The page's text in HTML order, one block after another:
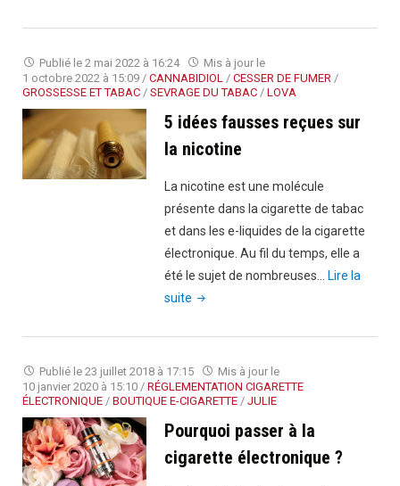
Publié le 2 mai 2022 à 16:24
Mis à jour le
1 octobre 2022 à 15:09 / CANNABIDIOL / CESSER DE FUMER /
GROSSESSE ET TABAC / SEVRAGE DU TABAC / LOVA
5 idées fausses reçues sur
la nicotine
La nicotine est une molécule
présente dans la cigarette de tabac
et dans les e-liquides de la cigarette
électronique. Au fil du temps, elle a
été le sujet de nombreuses…
Lire la
suite "5
fausses
reçues
sur
la
nicotine"
Publié le 23 juillet 2018 à 17:15
Mis à jour le
10 janvier 2020 à 15:10 / RÉGLEMENTATION CIGARETTE
ÉLECTRONIQUE / BOUTIQUE E-CIGARETTE / JULIE
Pourquoi passer à la
cigarette électronique ?